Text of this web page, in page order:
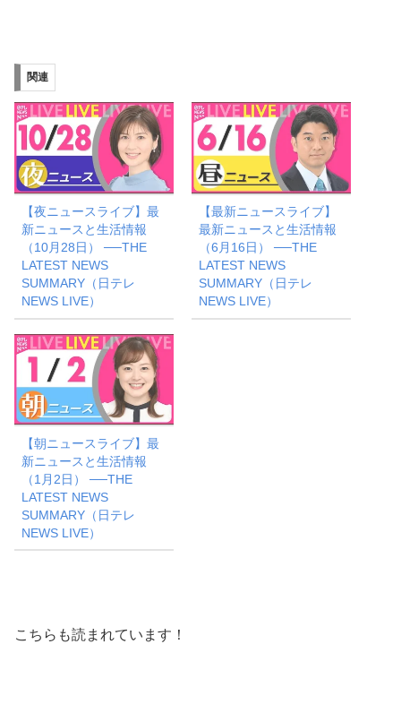
み
中…
関連
【夜ニュースライブ】最
新ニュースと生活情報
（10月28日） ──THE
LATEST NEWS
SUMMARY（日テレ
NEWS LIVE）
【最新ニュースライブ】
最新ニュースと生活情報
（6月16日） ──THE
LATEST NEWS
SUMMARY（日テレ
NEWS LIVE）
【朝ニュースライブ】最
新ニュースと生活情報
（1月2日） ──THE
LATEST NEWS
SUMMARY（日テレ
NEWS LIVE）
こちらも読まれています！